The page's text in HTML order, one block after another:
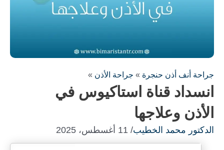
جراحة أنف أذن حنجرة » جراحة الأذن »
انسداد قناة استاكيوس في
الأذن وعلاجها
الدكتور محمد الخطيب/ 11 أغسطس، 2025